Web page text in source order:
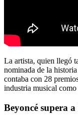
La artista, quien llegó
nominada de la
contaba con 28
industria musical como
Beyoncé supera